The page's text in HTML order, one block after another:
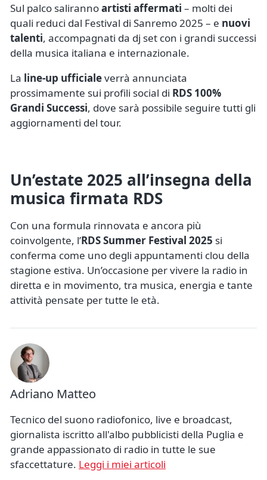
Sul palco salirannoartisti affermati – molti dei
quali reduci dal Festival di Sanremo 2025 – e nuovi
talenti, accompagnati da dj set con i grandi successi
della musica italiana e internazionale.
La line-up ufficialeverrà annunciata
prossimamente sui profili social di RDS 100%
Grandi Successi, dove sarà possibile seguire tutti gli
aggiornamenti del tour.
Un’estate 2025 all’insegna della
musica firmata RDS
Con una formula rinnovata e ancora più
coinvolgente, l’RDS Summer Festival 2025 si
conferma come uno degli appuntamenti clou della
stagione estiva. Un’occasione per vivere la radio in
diretta e in movimento, tra musica, energia e tante
attività pensate per tutte le età.
Adriano Matteo
Tecnico del suono radiofonico, live e broadcast,
giornalista iscritto all'albo pubblicisti della Puglia e
grande appassionato di radio in tutte le sue
sfaccettature. Leggi i miei articoli